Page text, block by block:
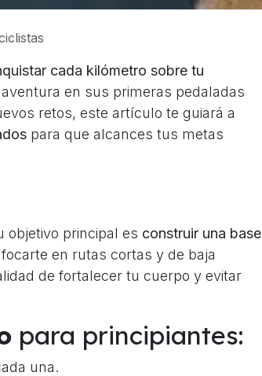
cada kilómetro sobre tu
en sus primeras pedaladas
retos, este artículo te guiará a
para que alcances tus metas
objetivo principal es construir una base
en rutas cortas y de baja
de fortalecer tu cuerpo y evitar
para principiantes:
una.